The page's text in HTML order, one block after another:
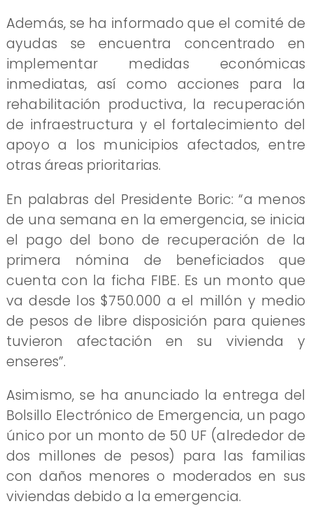
Además, se ha informado que el comité de
ayudas se encuentra concentrado en
implementar medidas económicas
inmediatas, así como acciones para la
rehabilitación productiva, la recuperación
de infraestructura y el fortalecimiento del
apoyo a los municipios afectados, entre
otras áreas prioritarias.
En palabras del Presidente Boric: “a menos
de una semana en la emergencia, se inicia
el pago del bono de recuperación de la
primera nómina de beneficiados que
cuenta con la ficha FIBE. Es un monto que
va desde los $750.000 a el millón y medio
de pesos de libre disposición para quienes
tuvieron afectación en su vivienda y
enseres”.
Asimismo, se ha anunciado la entrega del
Bolsillo Electrónico de Emergencia, un pago
único por un monto de 50 UF (alrededor de
dos millones de pesos) para las familias
con daños menores o moderados en sus
viviendas debido a la emergencia.